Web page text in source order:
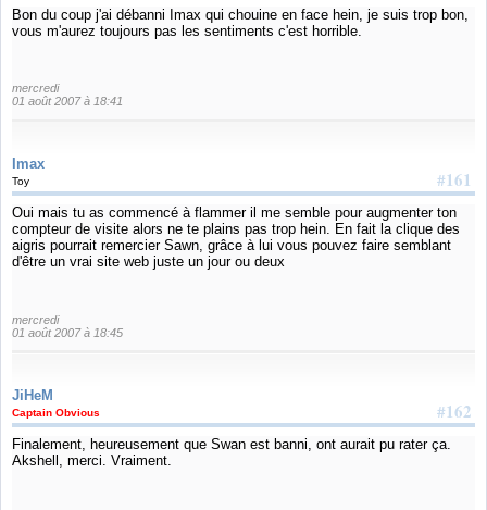
Bon du coup j'ai débanni Imax qui chouine en face hein, je suis trop bon,
vous m'aurez toujours pas les sentiments c'est horrible.
mercredi
01 août 2007 à 18:41
Imax
#161
Toy
Oui mais tu as commencé à flammer il me semble pour augmenter ton
compteur de visite alors ne te plains pas trop hein. En fait la clique des
aigris pourrait remercier Sawn, grâce à lui vous pouvez faire semblant
d'être un vrai site web juste un jour ou deux
mercredi
01 août 2007 à 18:45
JiHeM
#162
Captain Obvious
Finalement, heureusement que Swan est banni, ont aurait pu rater ça.
Akshell, merci. Vraiment.